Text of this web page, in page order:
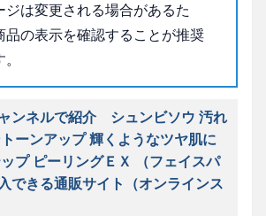
ジは変更される場合があるた
品の表示を確認することが推奨
ャンネルで紹介 シュンビソウ 汚れ
ーンアップ 輝くようなツヤ肌に
プ ピーリングＥＸ （フェイスパ
できる通販サイト（オンラインス